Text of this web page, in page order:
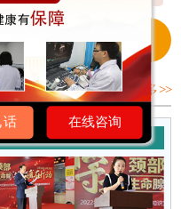
028-65718655
更多 >>
”存真在行动
在线咨询